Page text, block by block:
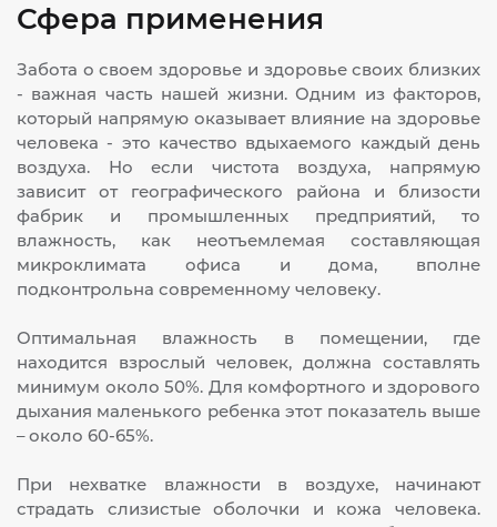
Сфера применения
Забота о своем здоровье и здоровье своих близких
- важная часть нашей жизни. Одним из факторов,
который напрямую оказывает влияние на здоровье
человека - это качество вдыхаемого каждый день
воздуха. Но если чистота воздуха, напрямую
зависит от географического района и близости
фабрик и промышленных предприятий, то
влажность, как неотъемлемая составляющая
микроклимата офиса и дома, вполне
подконтрольна современному человеку.
Оптимальная влажность в помещении, где
находится взрослый человек, должна составлять
минимум около 50%. Для комфортного и здорового
дыхания маленького ребенка этот показатель выше
– около 60-65%.
При нехватке влажности в воздухе, начинают
страдать слизистые оболочки и кожа человека.